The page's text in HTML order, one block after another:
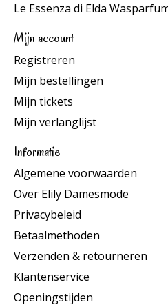
Le Essenza di Elda
Mijn account
Registreren
Mijn bestellingen
Mijn tickets
Mijn verlanglijst
Informatie
Algemene voorwaarden
Over Elily Damesmode
Privacybeleid
Betaalmethoden
Verzenden & retourneren
Klantenservice
Openingstijden